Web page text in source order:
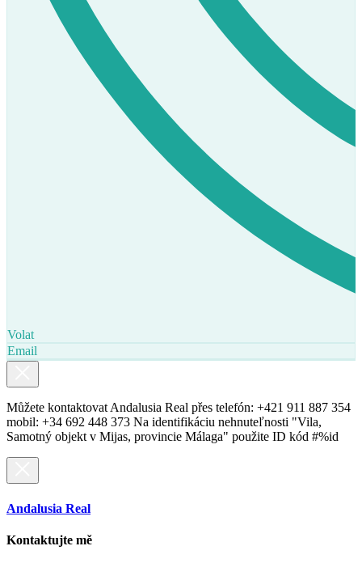
Volat
Email
Můžete kontaktovat Andalusia Real přes telefón: +421 911 887 354
mobil: +34 692 448 373 Na identifikáciu nehnuteľnosti "Vila,
Samotný objekt v Mijas, provincie Málaga" použite ID kód #%id
Andalusia Real
Kontaktujte mě